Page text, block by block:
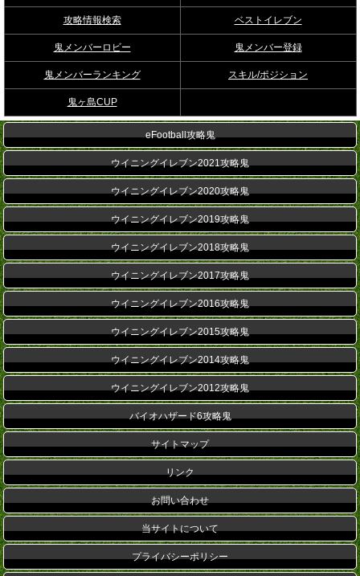
攻略情報検索 ベストイレブン
鬼メンバーロビー 鬼メンバー登録
鬼メンバーランキング スキル/ポジション
鬼ヶ島CUP
eFootball攻略鬼
ウイニングイレブン2021攻略鬼
ウイニングイレブン2020攻略鬼
ウイニングイレブン2019攻略鬼
ウイニングイレブン2018攻略鬼
ウイニングイレブン2017攻略鬼
ウイニングイレブン2016攻略鬼
ウイニングイレブン2015攻略鬼
ウイニングイレブン2014攻略鬼
ウイニングイレブン2012攻略鬼
バイオハザード6攻略鬼
サイトマップ
リンク
お問い合わせ
当サイトについて
プライバシーポリシー